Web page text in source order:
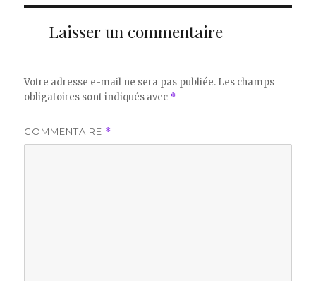
Laisser un commentaire
Votre adresse e-mail ne sera pas publiée. Les champs
obligatoires sont indiqués avec *
COMMENTAIRE *